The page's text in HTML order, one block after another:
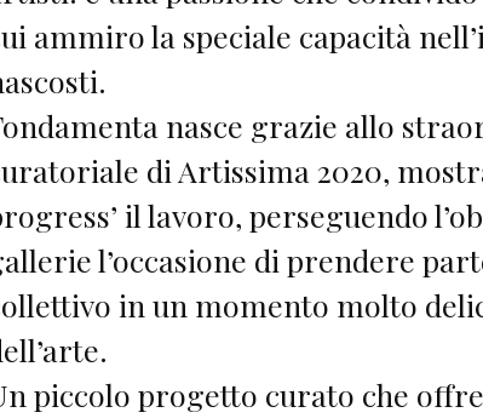
ammiro la speciale capacità
nasce grazie allo
di Artissima 2020,
il lavoro, perseguendo
l’occasione di prendere
in un momento molto
piccolo progetto curato che